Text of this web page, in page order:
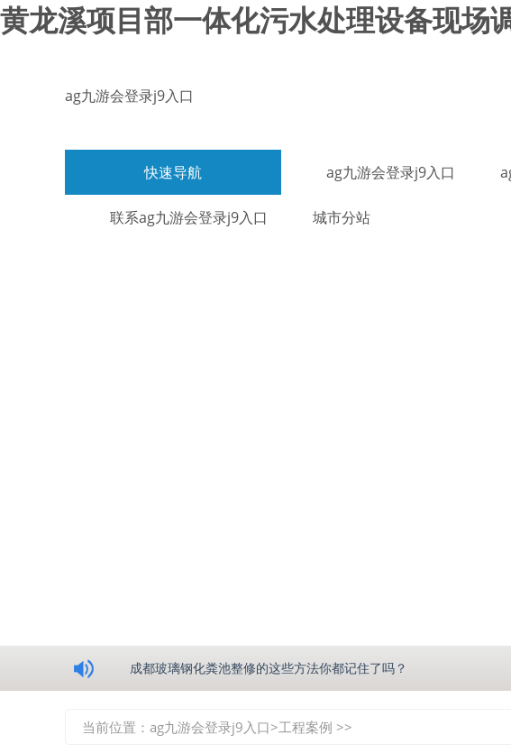
黄龙溪项目部一体化污水处理设备现场
ag九游会登录j9入口
快速导航 ag九游会登录j9入口
联系ag九游会登录j9入口 城市分站
成都玻璃钢化粪池整修的这些方法你都记住了吗？
当前位置： ag九游会登录j9入口>工程案例 >>